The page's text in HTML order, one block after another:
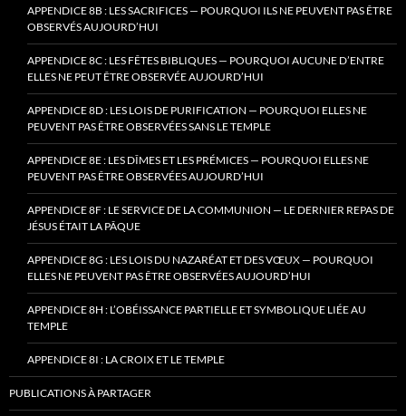
APPENDICE 8B : LES SACRIFICES — POURQUOI ILS NE PEUVENT PAS ÊTRE
OBSERVÉS AUJOURD’HUI
APPENDICE 8C : LES FÊTES BIBLIQUES — POURQUOI AUCUNE D’ENTRE
ELLES NE PEUT ÊTRE OBSERVÉE AUJOURD’HUI
APPENDICE 8D : LES LOIS DE PURIFICATION — POURQUOI ELLES NE
PEUVENT PAS ÊTRE OBSERVÉES SANS LE TEMPLE
APPENDICE 8E : LES DÎMES ET LES PRÉMICES — POURQUOI ELLES NE
PEUVENT PAS ÊTRE OBSERVÉES AUJOURD’HUI
APPENDICE 8F : LE SERVICE DE LA COMMUNION — LE DERNIER REPAS DE
JÉSUS ÉTAIT LA PÂQUE
APPENDICE 8G : LES LOIS DU NAZARÉAT ET DES VŒUX — POURQUOI
ELLES NE PEUVENT PAS ÊTRE OBSERVÉES AUJOURD’HUI
APPENDICE 8H : L’OBÉISSANCE PARTIELLE ET SYMBOLIQUE LIÉE AU
TEMPLE
APPENDICE 8I : LA CROIX ET LE TEMPLE
PUBLICATIONS À PARTAGER